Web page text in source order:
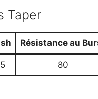
Taper
Résistance au
80